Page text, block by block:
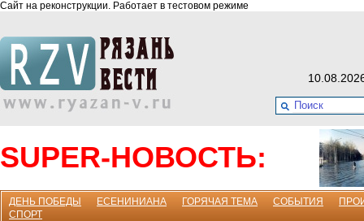
Сайт на реконструкции. Работает в тестовом режиме
SUPER-НОВОСТЬ:
ДЕНЬ ПОБЕДЫ ЕСЕНИНИАНА ГОРЯЧАЯ ТЕМА СОБЫТИЯ
СПОРТ